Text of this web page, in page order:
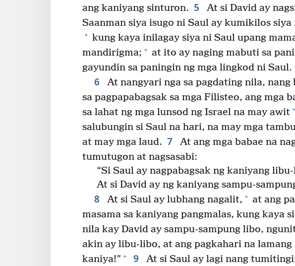
ang kaniyang sinturon. 5
At si David ay
Saanman siya isugo ni Saul ay kumikilos
+ kung kaya inilagay siya ni Saul upang
mandirigma; + at ito ay naging mabuti sa
gayundin sa paningin ng mga lingkod ni Saul.
6
At nangyari nga sa pagdating nila,
sa pagpapabagsak sa mga Filisteo, ang mga
sa lahat ng mga lunsod ng Israel na may awit +
salubungin si Saul na hari, na may mga
at may mga laud. 7
At ang mga babae na
tumutugon at nagsasabi:
“Si Saul ay nagpabagsak ng kaniyang
At si David ay ng kaniyang sampu-
8 At si Saul ay lubhang nagalit, + at ang
masama sa kaniyang pangmalas, kung kaya
nila kay David ay sampu-sampung libo,
akin ay libu-libo, at ang pagkahari na lamang
kaniya!” + 9
At si Saul ay lagi nang